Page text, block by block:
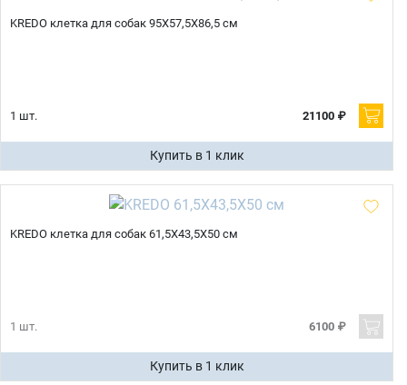
KREDO клетка для собак 95Х57,5Х86,5 см
1 шт. 21100 ₽
Купить в 1 клик
KREDO клетка для собак 61,5Х43,5Х50 см
1 шт. 6100 ₽
Купить в 1 клик